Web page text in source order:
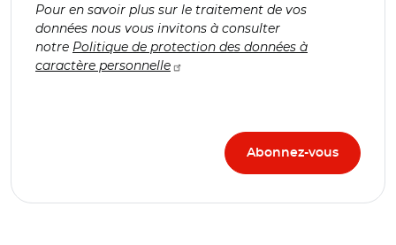
Pour en savoir plus sur le traitement de vos
données nous vous invitons à consulter
notre Politique de protection des données à
caractère personnelle